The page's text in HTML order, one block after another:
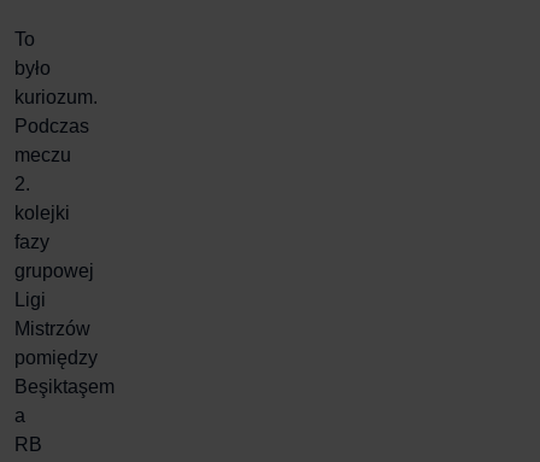
To
było
kuriozum.
Podczas
meczu
2.
kolejki
fazy
grupowej
Ligi
Mistrzów
pomiędzy
Beşiktaşem
a
RB